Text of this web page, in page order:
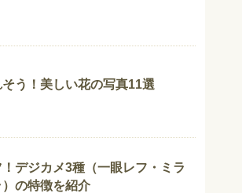
う！美しい花の写真11選
デジカメ3種（一眼レフ・ミラ
の特徴を紹介